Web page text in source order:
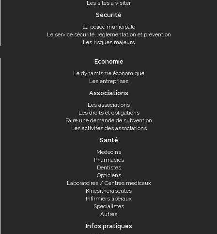
Les sites à visiter
Sécurité
La police municipale
Le service sécurité, réglementation et prévention
Les risques majeurs
Economie
Le dynamisme économique
Les entreprises
Associations
Les associations
Les droits et obligations
Faire une demande de subvention
Les activités des associations
Santé
Médecins
Pharmacies
Dentistes
Opticiens
Laboratoires / Centres médicaux
Kinésithérapeutes
Infirmiers libéraux
Spécialistes
Autres
Infos pratiques